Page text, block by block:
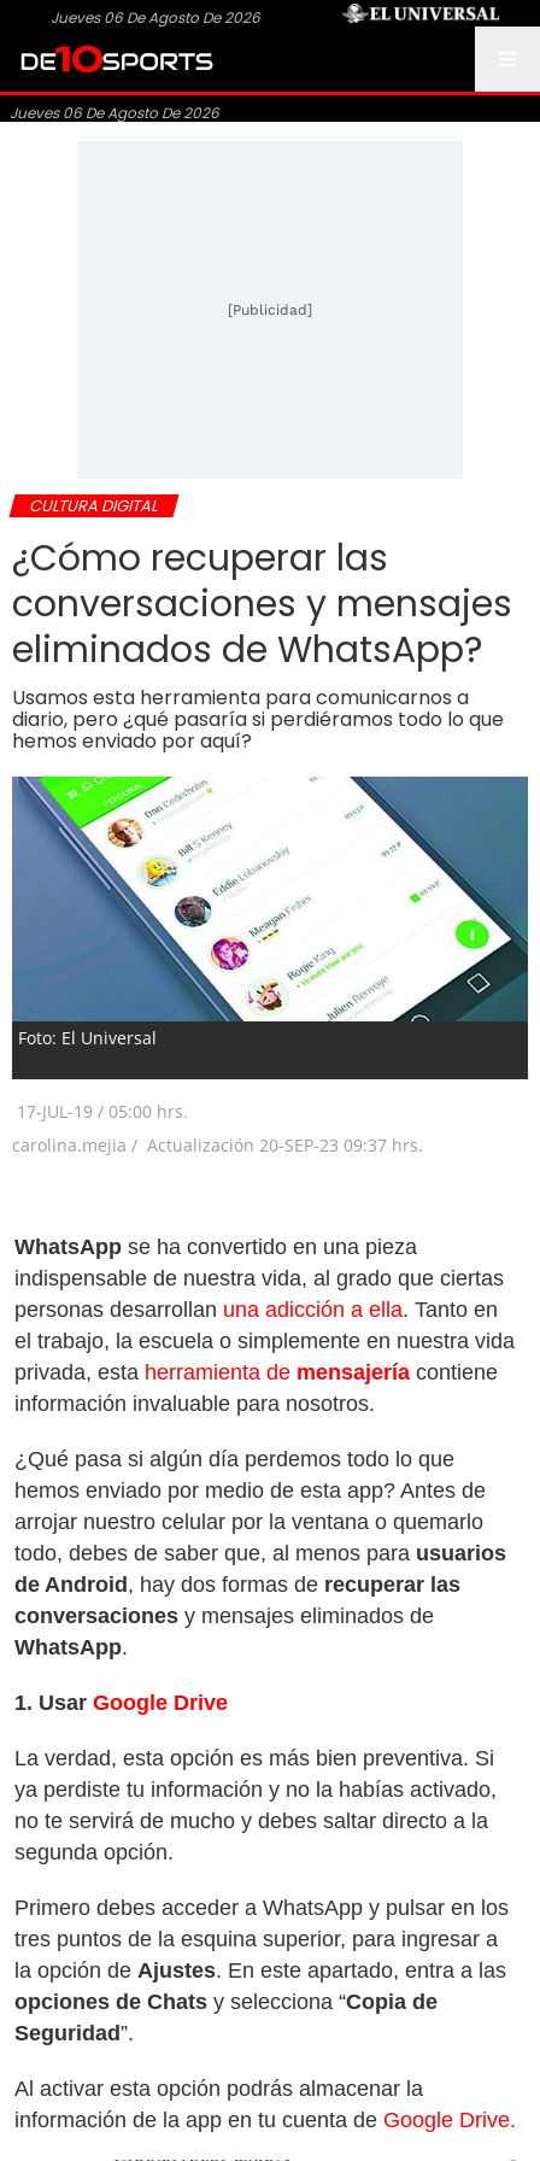
Jueves 06 De Agosto De 2026
Jueves 06 De Agosto De 2026
[Publicidad]
CULTURA DIGITAL
¿Cómo recuperar las
conversaciones y mensajes
eliminados de WhatsApp?
Usamos esta herramienta para comunicarnos a
diario, pero ¿qué pasaría si perdiéramos todo lo que
hemos enviado por aquí?
Foto: El Universal
17-JUL-19 / 05:00 hrs.
carolina.mejia / Actualización 20-SEP-23 09:37 hrs.
WhatsApp se ha convertido en una pieza
indispensable de nuestra vida, al grado que ciertas
personas desarrollan una adicción a ella. Tanto en
el trabajo, la escuela o simplemente en nuestra vida
privada, esta herramienta de mensajería contiene
información invaluable para nosotros.
¿Qué pasa si algún día perdemos todo lo que
hemos enviado por medio de esta app? Antes de
arrojar nuestro celular por la ventana o quemarlo
todo, debes de saber que, al menos para usuarios
de Android , hay dos formas de recuperar las
conversaciones y mensajes eliminados de
WhatsApp.
1. Usar Google Drive
La verdad, esta opción es más bien preventiva. Si
ya perdiste tu información y no la habías activado,
no te servirá de mucho y debes saltar directo a la
segunda opción.
Primero debes acceder a WhatsApp y pulsar en los
tres puntos de la esquina superior, para ingresar a
la opción de Ajustes. En este apartado, entra a las
opciones de Chats y selecciona “Copia de
Seguridad”.
Al activar esta opción podrás almacenar la
información de la app en tu cuenta de Google Drive.